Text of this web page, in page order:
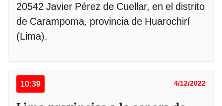
20542 Javier Pérez de Cuellar, en el distrito
de Carampoma, provincia de Huarochirí
(Lima).
10:39 4/12/2022